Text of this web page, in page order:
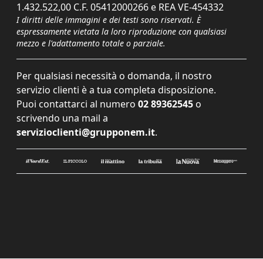
1.432.522,00 C.F. 05412000266 e REA VE-454332
I diritti delle immagini e dei testi sono riservati. È
espressamente vietata la loro riproduzione con qualsiasi
mezzo e l'adattamento totale o parziale.
Per qualsiasi necessità o domanda, il nostro
servizio clienti è a tua completa disposizione.
Puoi contattarci al numero 02 89362545 o
scrivendo una mail a
servizioclienti@grupponem.it.